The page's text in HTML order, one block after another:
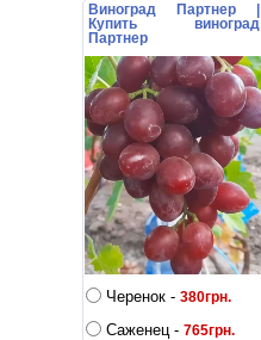
Виноград Партнер |
Купить виноград
Партнер
Черенок - 380грн.
Саженец - 765грн.